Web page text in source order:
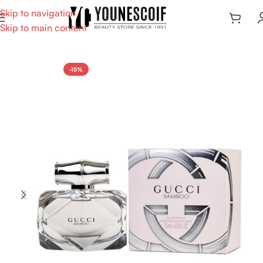
Skip to navigation
Skip to main content
-15%